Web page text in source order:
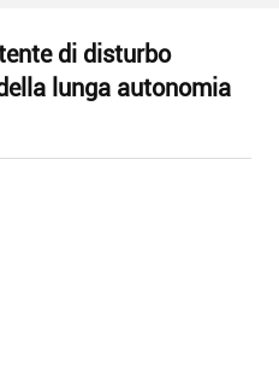
di disturbo
lunga autonomia